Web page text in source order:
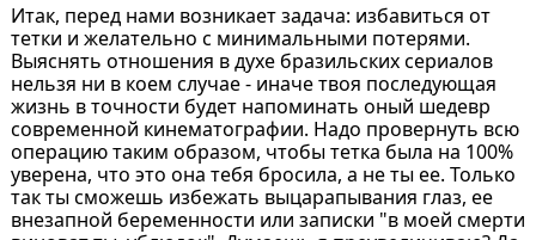
Итак, перед нами возникает задача: избавиться от
тетки и желательно с минимальными потерями.
Выяснять отношения в духе бразильских сериалов
нельзя ни в коем случае - иначе твоя последующая
жизнь в точности будет напоминать оный шедевр
современной кинематографии. Надо провернуть всю
операцию таким образом, чтобы тетка была на 100%
уверена, что это она тебя бросила, а не ты ее. Только
так ты сможешь избежать выцарапывания глаз, ее
внезапной беременности или записки "в моей смерти